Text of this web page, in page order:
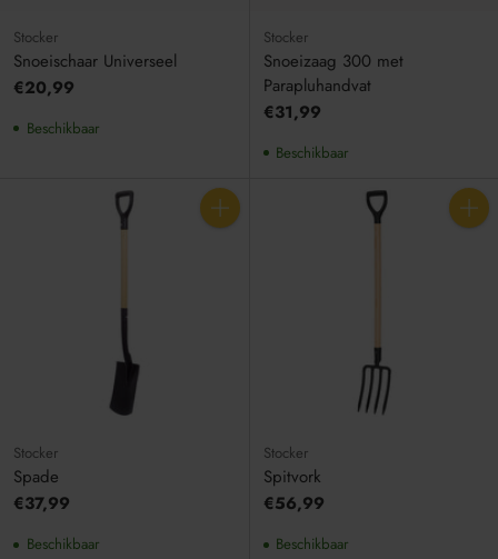
Stocker
Snoeischaar Universeel
€20,99
Beschikbaar
Stocker
Snoeizaag 300 met
Parapluhandvat
€31,99
Beschikbaar
Aantal
Stocker
Spade
€37,99
Beschikbaar
Aantal
Stocker
Spitvork
€56,99
Beschikbaar